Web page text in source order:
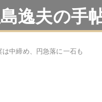
逸夫の手
は中締め、円急落に一石も